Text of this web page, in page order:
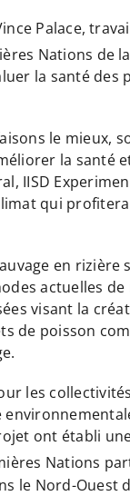
Palace,
Nations de
la santé des
le mieux,
la santé
IISD
qui
en
actuelles
visant la
de poisson
les
ont établi
Nations
le Nord-Ouest